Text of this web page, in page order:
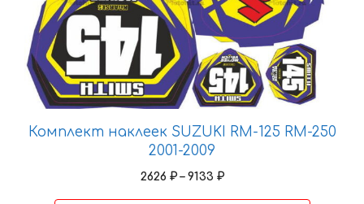
Комплект наклеек SUZUKI RM-125 RM-250
2001-2009
2626 ₽ – 9133 ₽Диапазон